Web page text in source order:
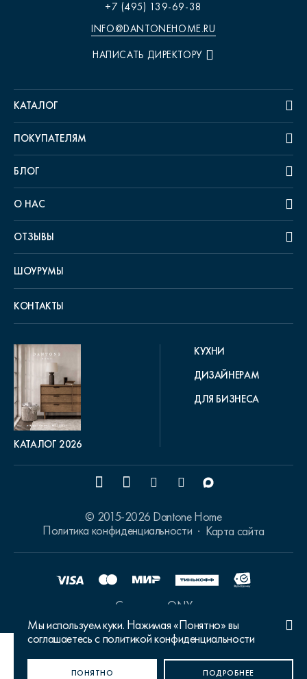
ДА, ВЕРНО НЕТ, ИЗМЕНИТЬ
Мы используем куки. Нажимая «Понятно» вы
соглашаетесь с политикой конфиденциальности
ПОНЯТНО ПОДРОБНЕЕ
+7 (495) 139-69-38
INFO@DANTONEHOME.RU
НАПИСАТЬ ДИРЕКТОРУ
КАТАЛОГ
ПОКУПАТЕЛЯМ
БЛОГ
О НАС
ОТЗЫВЫ
ШОУРУМЫ
КОНТАКТЫ
КАТАЛОГ 2026
КУХНИ
ДИЗАЙНЕРАМ
ДЛЯ БИЗНЕСА
© 2015-2026 Dantone Home
Политика конфиденциальности
Карта сайта
Сделано в ONY